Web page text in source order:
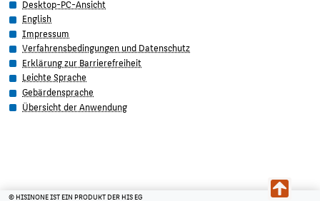
Desktop-PC-Ansicht
English
Impressum
Verfahrensbedingungen und Datenschutz
Erklärung zur Barrierefreiheit
Leichte Sprache
Gebärdensprache
Übersicht der Anwendung
© HISINONE IST EIN PRODUKT DER HIS EG